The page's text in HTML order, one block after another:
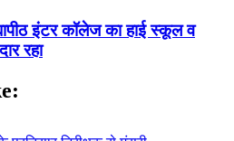
इंटर कॉलेज का हाई स्कूल व
रहा